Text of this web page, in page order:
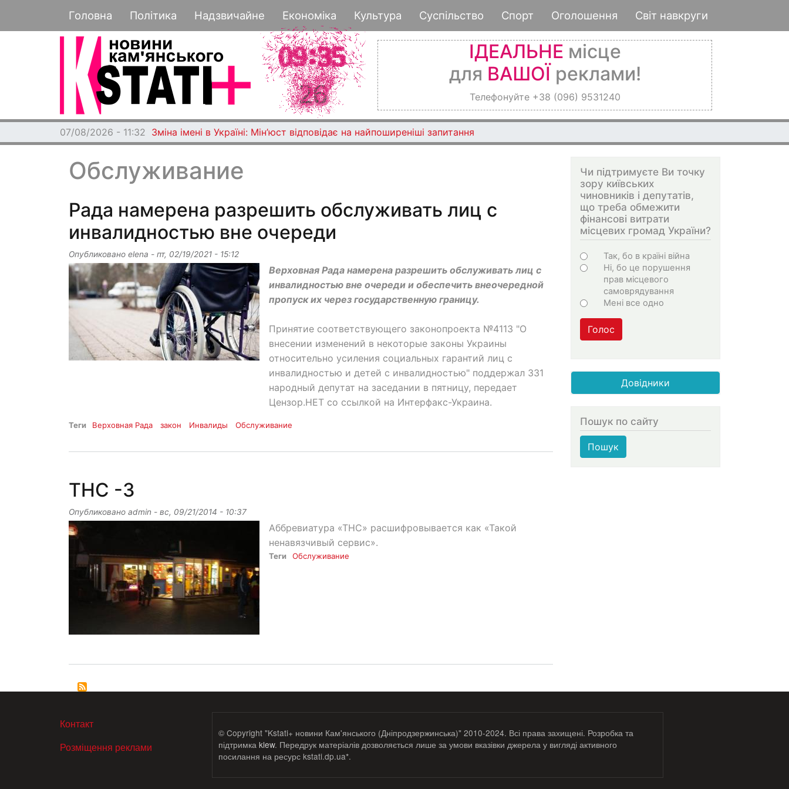
к
основному
Основная навигация
Головна Політика Надзвичайне Економіка Культура Суспільство Спорт Оголошення Світ навкруги
ІДЕАЛЬНЕ місце
для ВАШОЇ реклами!
Телефонуйте +38 (096) 9531240
07/08/2026 - 11:32 Зміна імені в Україні: Мін’юст відповідає на найпоширеніші запитання
Обслуживание
Рада намерена разрешить обслуживать лиц с
инвалидностью вне очереди
Опубликовано elena - пт, 02/19/2021 - 15:12
Верховная Рада намерена разрешить обслуживать лиц с
инвалидностью вне очереди и обеспечить внеочередной
пропуск их через государственную границу.
Принятие соответствующего законопроекта №4113 "О
внесении изменений в некоторые законы Украины
относительно усиления социальных гарантий лиц с
инвалидностью и детей с инвалидностью" поддержал 331
народный депутат на заседании в пятницу, передает
Цензор.НЕТ со ссылкой на Интерфакс-Украина.
Теги Верховная Рада закон Инвалиды Обслуживание
ТНС -3
Опубликовано admin - вс, 09/21/2014 - 10:37
Аббревиатура «ТНС» расшифровывается как «Такой
ненавязчивый сервис».
Теги Обслуживание
Чи підтримуєте Ви точку
зору київських
чиновників і депутатів,
що треба обмежити
фінансові витрати
місцевих громад України?
Choices
Так, бо в країні війна
Ні, бо це порушення
прав місцевого
самоврядування
Мені все одно
Голос
Довідники
Пошук по сайту
Пошук
МЕНЮ В ПОДВАЛЕ
Контакт
Розміщення реклами
© Copyright "Kstati+ новини Кам'янського (Дніпродзержинська)" 2010-2024. Всі права захищені. Розробка та
підтримка klew. Передрук матеріалів дозволяється лише за умови вказівки джерела у вигляді активного
посилання на ресурс kstati.dp.ua*.